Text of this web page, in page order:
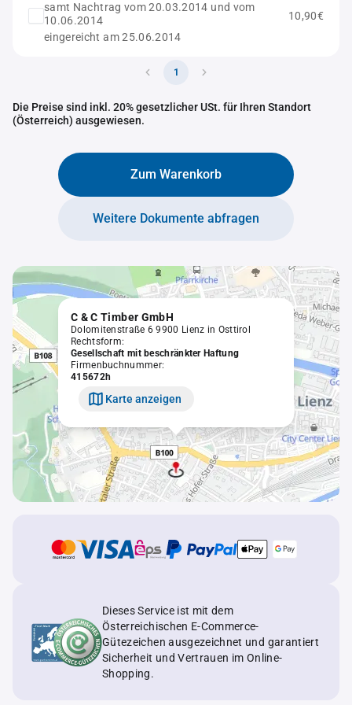
samt Nachtrag vom 20.03.2014 und vom
10.06.2014
eingereicht am 25.06.2014
10,90€
1
Die Preise sind inkl. 20% gesetzlicher USt. für Ihren Standort
(Österreich) ausgewiesen.
Zum Warenkorb
Weitere Dokumente abfragen
C & C Timber GmbH
Dolomitenstraße 6 9900 Lienz in Osttirol
Rechtsform:
Gesellschaft mit beschränkter Haftung
Firmenbuchnummer:
415672h
Karte anzeigen
Dieses Service ist mit dem
Österreichischen E-Commerce-
Gütezeichen ausgezeichnet und garantiert
Sicherheit und Vertrauen im Online-
Shopping.